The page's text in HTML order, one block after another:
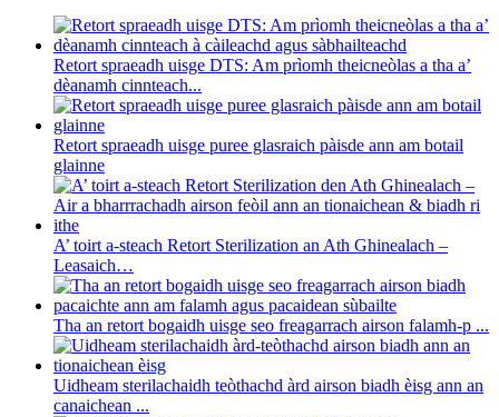
Retort spraeadh uisge DTS: Am prìomh theicneòlas a tha a’
dèanamh cinnteach...
Retort spraeadh uisge puree glasraich pàisde ann am botail
glainne
A’ toirt a-steach Retort Sterilization an Ath Ghinealach –
Leasaich…
Tha an retort bogaidh uisge seo freagarrach airson falamh-p ...
Uidheam sterilachaidh teòthachd àrd airson biadh èisg ann an
canaichean ...